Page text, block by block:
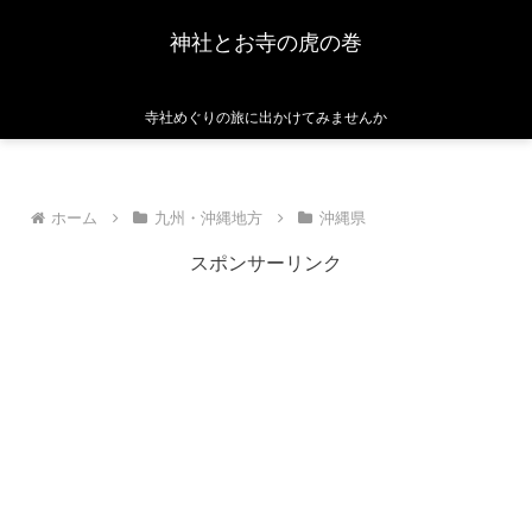
神社とお寺の虎の巻
寺社めぐりの旅に出かけてみませんか
ホーム 九州・沖縄地方 沖縄県
スポンサーリンク